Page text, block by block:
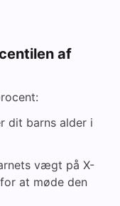
af
dit barns alder i
vægt på X-
at møde den